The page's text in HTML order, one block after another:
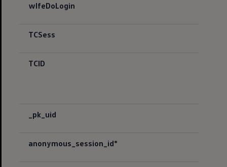
wlfeDoLogin
TCSess
TCID
_pk_uid
anonymous_session_id*